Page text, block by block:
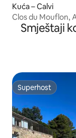
Kuća – Calvi
Clos du Mouflon,
Smještaji
Superhost
Superhost